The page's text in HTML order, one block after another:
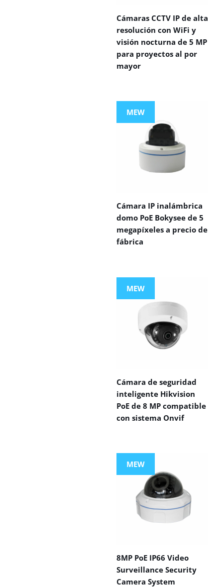
Cámaras CCTV IP de alta
resolución con WiFi y
visión nocturna de 5 MP
para proyectos al por
mayor
MEW
Cámara IP inalámbrica
domo PoE Bokysee de 5
megapíxeles a precio de
fábrica
MEW
Cámara de seguridad
inteligente Hikvision
PoE de 8 MP compatible
con sistema Onvif
MEW
8MP PoE IP66 Video
Surveillance Security
Camera System